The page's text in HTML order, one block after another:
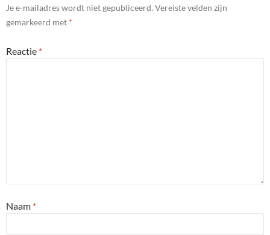
Je e-mailadres wordt niet gepubliceerd. Vereiste velden zijn
gemarkeerd met *
Reactie *
Naam *